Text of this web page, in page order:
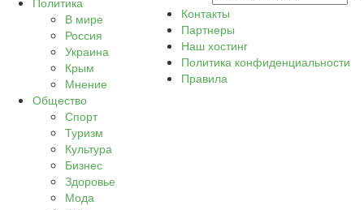
В мире
Россия
Украина
Крым
Мнение
Общество
Спорт
Туризм
Культура
Бизнес
Здоровье
Мода
Контакты
Партнеры
Наш хостинг
Политика конфиденциальности
Правила